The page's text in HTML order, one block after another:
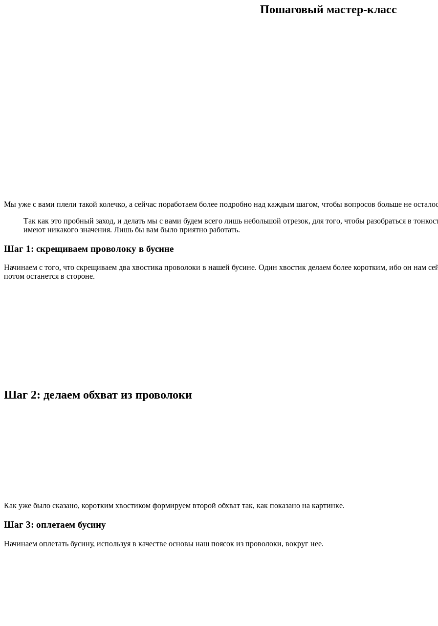
Пошаговый мастер-класс
Мы уже с вами плели такой колечко, а сейчас поработаем более подробно над каждым шагом, чтобы вопросов больше не
Так как это пробный заход, и делать мы с вами будем всего лишь небольшой отрезок, для того, чтобы разобраться в
имеют никакого значения. Лишь бы вам было приятно работать.
Шаг 1: скрещиваем проволоку в бусине
Начинаем с того, что скрещиваем два хвостика проволоки в нашей бусине. Один хвостик делаем более коротким, ибо он нам
потом останется в стороне.
Шаг 2: делаем обхват из проволоки
Как уже было сказано, коротким хвостиком формируем второй обхват так, как показано на картинке.
Шаг 3: оплетаем бусину
Начинаем оплетать бусину, используя в качестве основы наш поясок из проволоки, вокруг нее.